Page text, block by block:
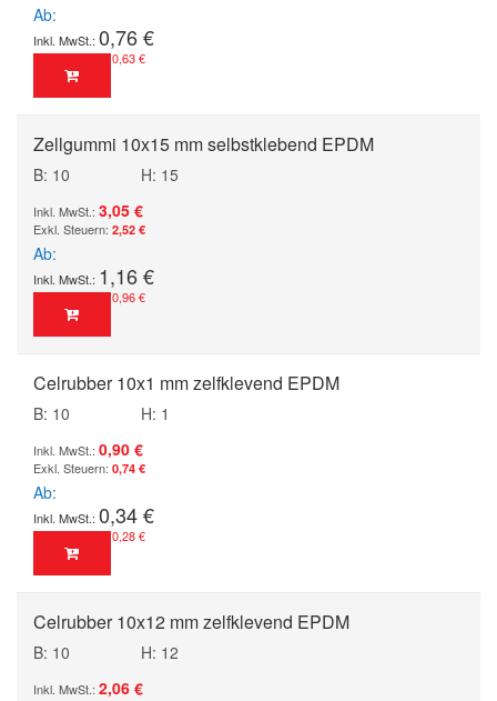
Ab
0,76 €
0,63 €
Zellgummi 10x15 mm selbstklebend EPDM
B: 10
H: 15
3,05 €
2,52 €
Ab
1,16 €
0,96 €
Celrubber 10x1 mm zelfklevend EPDM
B: 10
H: 1
0,90 €
0,74 €
Ab
0,34 €
0,28 €
Celrubber 10x12 mm zelfklevend EPDM
B: 10
H: 12
2,06 €